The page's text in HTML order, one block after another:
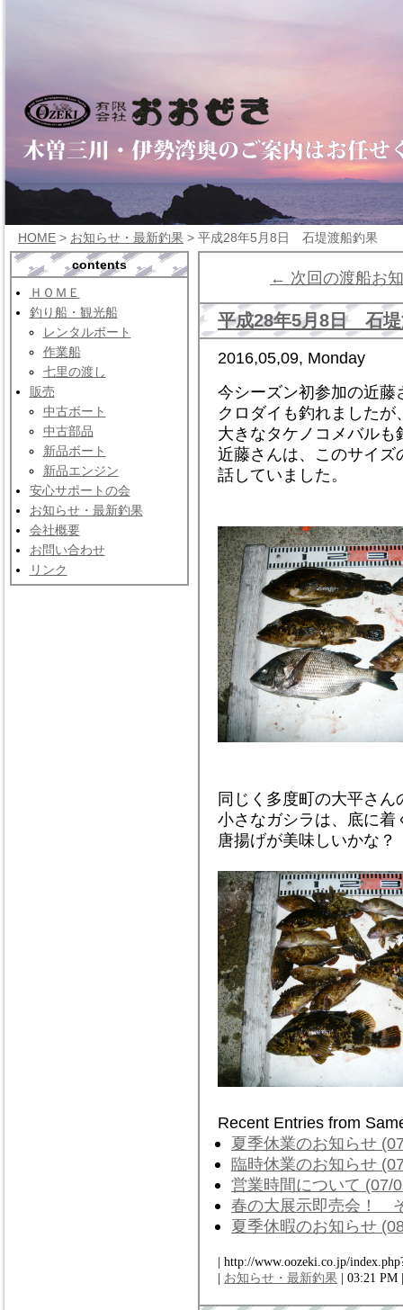
HOME > お知らせ・最新釣果 > 平成28年5月8日 石堤渡船釣果
contents
ＨＯＭＥ
釣り船・観光船
レンタルボート
作業船
七里の渡し
販売
中古ボート
中古部品
新品ボート
新品エンジン
安心サポートの会
お知らせ・最新釣果
会社概要
お問い合わせ
リンク
← 次回の渡船お
平成28年5月8日 石堤
2016,05,09, Monday
今シーズン初参加の近藤
クロダイも釣れましたが
大きなタケノコメバルも
近藤さんは、このサイ
話していました。
同じく多度町の大平さん
小さなガシラは、底に
唐揚げが美味しいかな？
Recent Entries from
夏季休業のお知らせ
臨時休業のお知らせ
営業時間について (07/
春の大展示即売会！
夏季休暇のお知らせ
| http://www.oozeki.co.jp/
| お知らせ・最新釣果 | 03:21